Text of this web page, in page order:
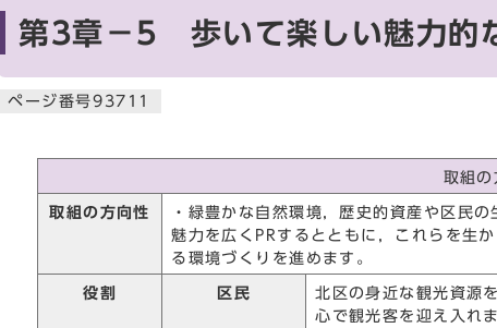
第3章－5 歩いて楽しい魅力的
ページ番号93711
取組の
取組の方向性
・緑豊かな自然環境，歴史的資産や区民
魅力を広くPRするとともに，これらを生
る環境づくりを進めます。
役割 区民
北区の身近な観光資源
心で観光客を迎え入れま